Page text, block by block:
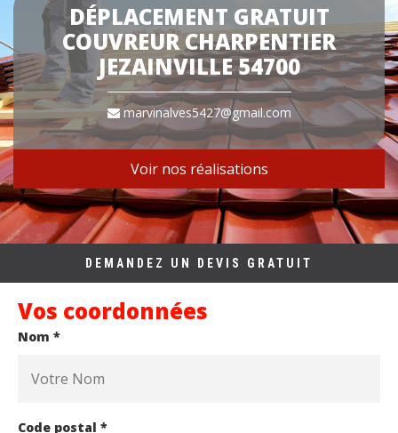
DÉPLACEMENT GRATUIT
COUVREUR CHARPENTIER
JEZAINVILLE 54700
marvinalves5427@gmail.com
Voir nos réalisations
DEMANDEZ UN DEVIS GRATUIT
Vos coordonnées
Nom *
Code postal *